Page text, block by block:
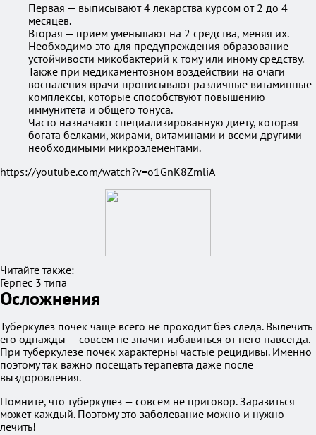
Первая — выписывают 4 лекарства курсом от 2 до 4
месяцев.
Вторая — прием уменьшают на 2 средства, меняя их.
Необходимо это для предупреждения образование
устойчивости микобактерий к тому или иному средству.
Также при медикаментозном воздействии на очаги
воспаления врачи прописывают различные витаминные
комплексы, которые способствуют повышению
иммунитета и общего тонуса.
Часто назначают специализированную диету, которая
богата белками, жирами, витаминами и всеми другими
необходимыми микроэлементами.
https://youtube.com/watch?v=o1GnK8ZmliA
Читайте также:
Герпес 3 типа
Осложнения
Туберкулез почек чаще всего не проходит без следа. Вылечить
его однажды — совсем не значит избавиться от него навсегда.
При туберкулезе почек характерны частые рецидивы. Именно
поэтому так важно посещать терапевта даже после
выздоровления.
Помните, что туберкулез — совсем не приговор. Заразиться
может каждый. Поэтому это заболевание можно и нужно
лечить!